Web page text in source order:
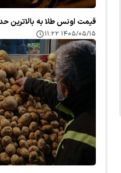
قیمت اونس طلا به بالاترین حد خود در ۷
۱۴۰۵/۰۵/۱۵ ۱۱:۲۲